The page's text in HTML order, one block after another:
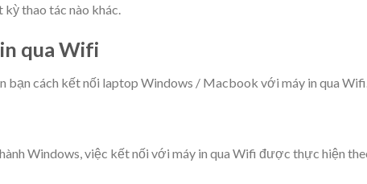
thao tác nào khác.
qua Wifi
bạn cách kết nối laptop Windows / Macbook với máy in qua
Windows, việc kết nối với máy in qua Wifi được thực hiện